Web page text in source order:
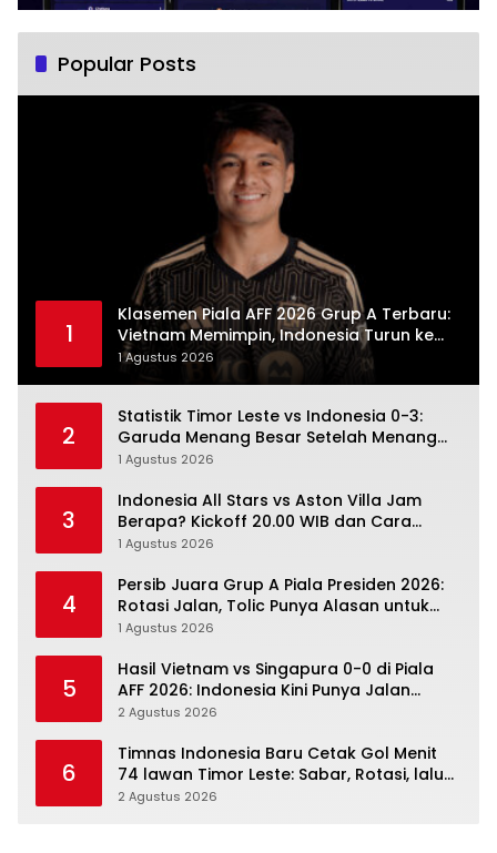
Popular Posts
1
Klasemen Piala AFF 2026 Grup A Terbaru:
Vietnam Memimpin, Indonesia Turun ke
Posisi Tiga
1 Agustus 2026
2
Statistik Timor Leste vs Indonesia 0-3:
Garuda Menang Besar Setelah Menang
Angka Lebih Dulu
1 Agustus 2026
3
Indonesia All Stars vs Aston Villa Jam
Berapa? Kickoff 20.00 WIB dan Cara
Nonton Resminya
1 Agustus 2026
4
Persib Juara Grup A Piala Presiden 2026:
Rotasi Jalan, Tolic Punya Alasan untuk
Percaya
1 Agustus 2026
5
Hasil Vietnam vs Singapura 0-0 di Piala
AFF 2026: Indonesia Kini Punya Jalan
Terbuka
2 Agustus 2026
6
Timnas Indonesia Baru Cetak Gol Menit
74 lawan Timor Leste: Sabar, Rotasi, lalu
Pecah
2 Agustus 2026